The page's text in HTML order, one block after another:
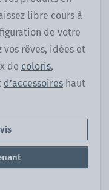
libre cours à
de votre
rêves, idées et
de coloris,
d’accessoires haut